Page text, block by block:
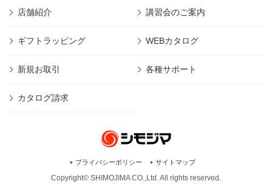
店舗紹介 講習会のご案内
ギフトラッピング WEBカタログ
新規お取引 各種サポート
カタログ請求
プライバシーポリシー サイトマップ
Copyright© SHIMOJIMA CO.,Ltd. All rights reserved.